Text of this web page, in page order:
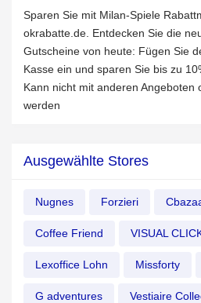
Sparen Sie mit Milan-Spiele
okrabatte.de. Entdecken Sie die
Gutscheine von heute: Fügen Sie
Kasse ein und sparen Sie bis zu
Kann nicht mit anderen Angeboten
werden
Ausgewählte Stores
Nugnes Forzieri
Coffee Friend VISUAL
Lexoffice Lohn Missforty
G adventures Vestiaire